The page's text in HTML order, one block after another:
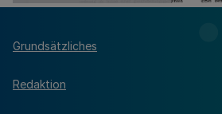
Grundsätzliches
Redaktion